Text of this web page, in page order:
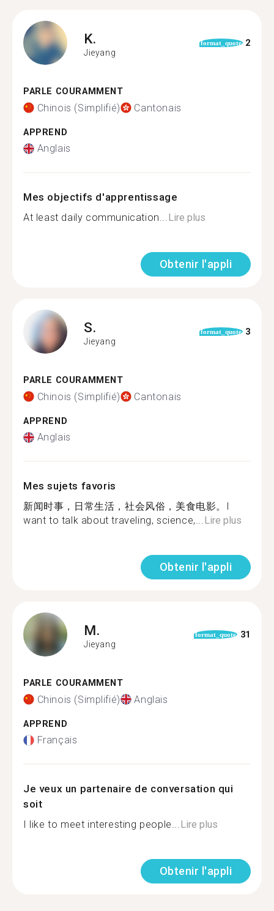
K.
Jieyang
format_quote 2
PARLE COURAMMENT
Chinois (Simplifié) Cantonais
APPREND
Anglais
Mes objectifs d'apprentissage
At least daily communication...Lire plus
Obtenir l'appli
S.
Jieyang
format_quote 3
PARLE COURAMMENT
Chinois (Simplifié) Cantonais
APPREND
Anglais
Mes sujets favoris
新闻时事，日常生活，社会风俗，美食电影。I
want to talk about traveling, science,...Lire plus
Obtenir l'appli
M.
Jieyang
format_quote 31
PARLE COURAMMENT
Chinois (Simplifié) Anglais
APPREND
Français
Je veux un partenaire de conversation qui
soit
I like to meet interesting people...Lire plus
Obtenir l'appli